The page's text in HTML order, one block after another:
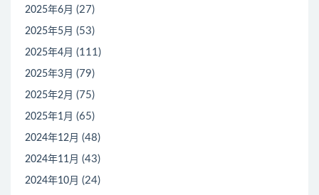
2025年6月 (27)
2025年5月 (53)
2025年4月 (111)
2025年3月 (79)
2025年2月 (75)
2025年1月 (65)
2024年12月 (48)
2024年11月 (43)
2024年10月 (24)